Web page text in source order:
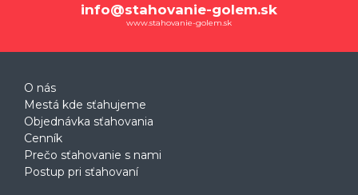
info@stahovanie-golem.sk
www.stahovanie-golem.sk
O nás
Mestá kde sťahujeme
Objednávka sťahovania
Cenník
Prečo sťahovanie s nami
Postup pri sťahovaní